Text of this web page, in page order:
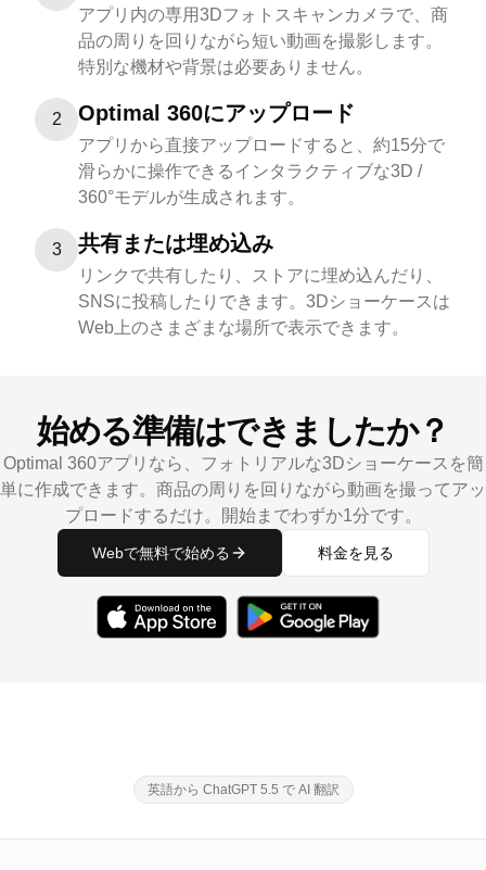
アプリ内の専用3Dフォトスキャンカメラで、商
品の周りを回りながら短い動画を撮影します。
特別な機材や背景は必要ありません。
2 Optimal 360にアップロード
アプリから直接アップロードすると、約15分で
滑らかに操作できるインタラクティブな3D /
360°モデルが生成されます。
3 共有または埋め込み
リンクで共有したり、ストアに埋め込んだり、
SNSに投稿したりできます。3Dショーケースは
Web上のさまざまな場所で表示できます。
始める準備はできましたか？
Optimal 360アプリなら、フォトリアルな3Dショーケースを簡
単に作成できます。商品の周りを回りながら動画を撮ってアッ
プロードするだけ。開始までわずか1分です。
Webで無料で始める 料金を見る
英語から ChatGPT 5.5 で AI 翻訳